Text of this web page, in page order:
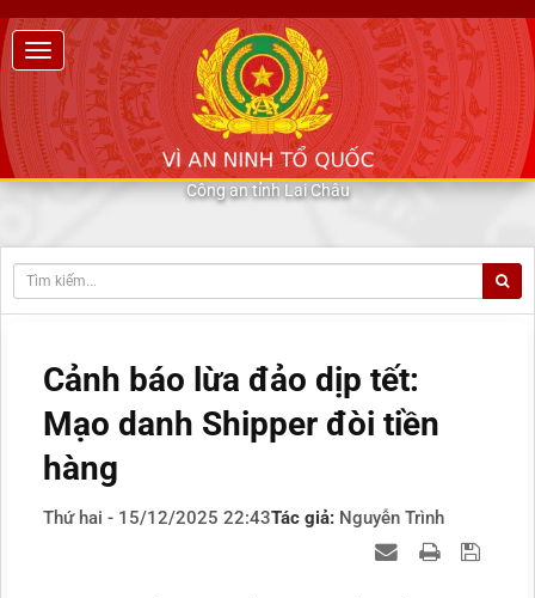
Công an tỉnh Lai Châu
Cảnh báo lừa đảo dịp tết:
Mạo danh Shipper đòi tiền
hàng
Thứ hai - 15/12/2025 22:43Tác giả: Nguyễn Trình